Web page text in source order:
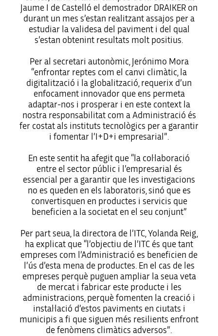
Jaume I de Castelló el demostrador DRAIKER on
durant un mes s’estan realitzant assajos per a
estudiar la validesa del paviment i del qual
s’estan obtenint resultats molt positius.
Per al secretari autonòmic, Jerónimo Mora
“enfrontar reptes com el canvi climàtic, la
digitalització i la globalització, requerix d’un
enfocament innovador que ens permeta
adaptar-nos i prosperar i en este context la
nostra responsabilitat com a Administració és
fer costat als instituts tecnològics per a garantir
i fomentar l’I+D+i empresarial”.
En este sentit ha afegit que “la col·laboració
entre el sector públic i l’empresarial és
essencial per a garantir que les investigacions
no es queden en els laboratoris, sinó que es
convertisquen en productes i servicis que
beneficien a la societat en el seu conjunt”
Per part seua, la directora de l’ITC, Yolanda Reig,
ha explicat que “l’objectiu de l’ITC és que tant
empreses com l’Administració es beneficien de
l’ús d’esta mena de productes. En el cas de les
empreses perquè puguen ampliar la seua veta
de mercat i fabricar este producte i les
administracions, perquè fomenten la creació i
instal·lació d’estos paviments en ciutats i
municipis a fi que siguen més resilients enfront
de fenòmens climàtics adversos”.